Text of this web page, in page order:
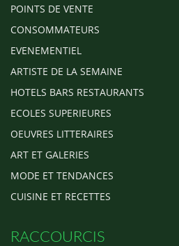
POINTS DE VENTE
CONSOMMATEURS
EVENEMENTIEL
ARTISTE DE LA SEMAINE
HOTELS BARS RESTAURANTS
ECOLES SUPERIEURES
OEUVRES LITTERAIRES
ART ET GALERIES
MODE ET TENDANCES
CUISINE ET RECETTES
RACCOURCIS